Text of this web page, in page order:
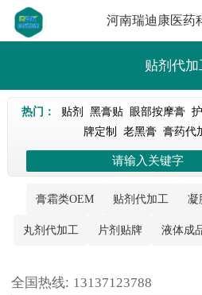
河南瑞迪康医药
贴剂代加
热门： 贴剂 黑膏贴 眼部按摩膏
牌定制
老黑膏 膏药代
膏霜类OEM 贴剂代加工 凝
丸剂代加工 片剂贴牌 液体成
全国热线: 13137123788